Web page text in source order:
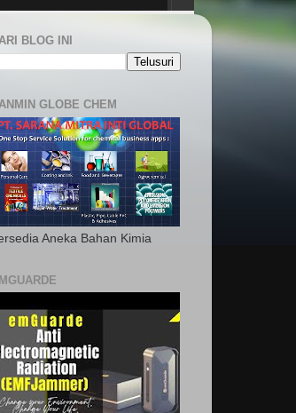
BLOG INI
GLOBE CHEM
Aneka Bahan Kimia